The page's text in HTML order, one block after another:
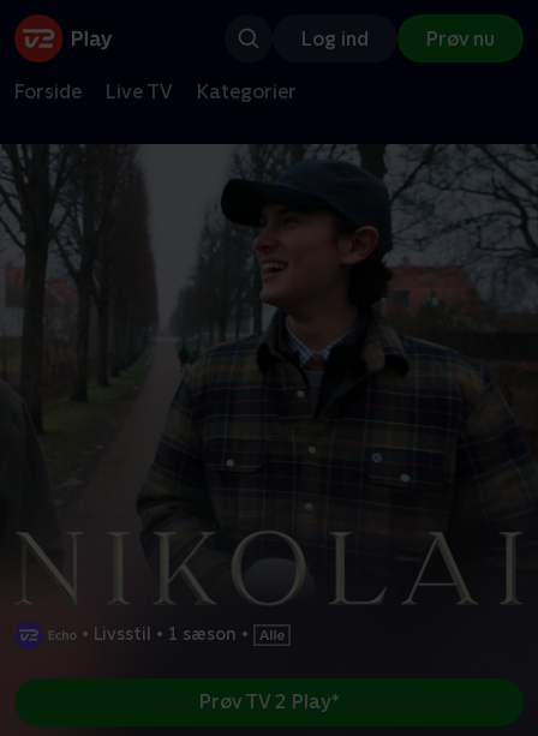
Log ind Prøv nu
Forside Live TV Kategorier
• Livsstil • 1 sæson •
Prøv TV 2 Play*